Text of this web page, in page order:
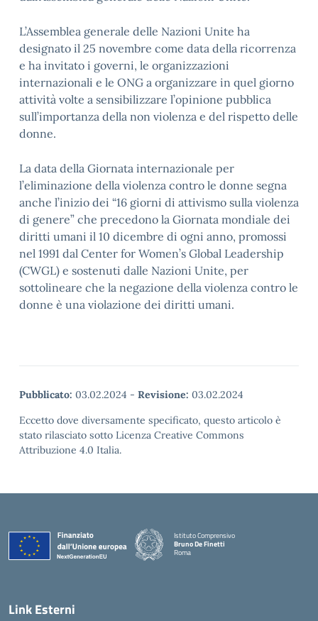
L’Assemblea generale delle Nazioni Unite ha
designato il 25 novembre come data della ricorrenza
e ha invitato i governi, le organizzazioni
internazionali e le ONG a organizzare in quel giorno
attività volte a sensibilizzare l’opinione pubblica
sull’importanza della non violenza e del rispetto delle
donne.
La data della Giornata internazionale per
l’eliminazione della violenza contro le donne segna
anche l’inizio dei “16 giorni di attivismo sulla violenza
di genere” che precedono la Giornata mondiale dei
diritti umani il 10 dicembre di ogni anno, promossi
nel 1991 dal Center for Women’s Global Leadership
(CWGL) e sostenuti dalle Nazioni Unite, per
sottolineare che la negazione della violenza contro le
donne è una violazione dei diritti umani.
Pubblicato: 03.02.2024 - Revisione: 03.02.2024
Eccetto dove diversamente specificato, questo articolo è
stato rilasciato sotto Licenza Creative Commons
Attribuzione 4.0 Italia.
Istituto Comprensivo
Bruno De Finetti
Roma
Link Esterni